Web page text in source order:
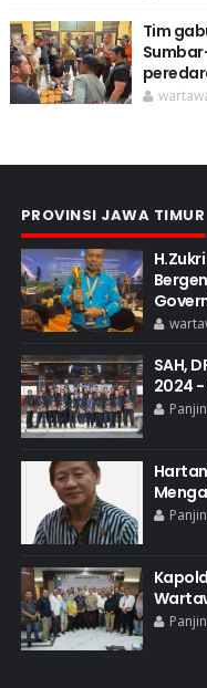
Tim
PROVINSI JAWA TIMUR
SAH,
2024 -